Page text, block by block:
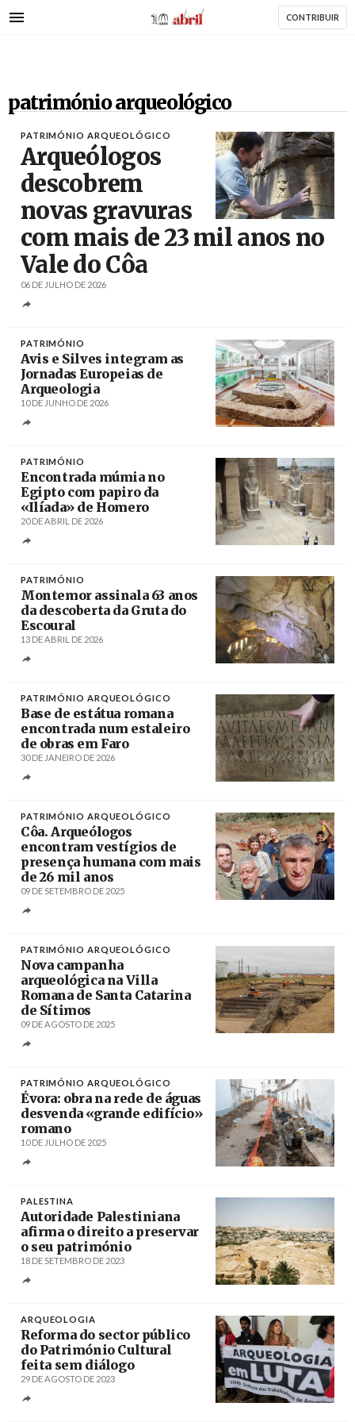
para
AbrilAbril CONTRIBUIR
património arqueológico
PATRIMÓNIO ARQUEOLÓGICO
Arqueólogos
descobrem
novas gravuras
com mais de 23 mil anos no
Vale do Côa
06 DE JULHO DE 2026
PATRIMÓNIO
Avis e Silves integram as
Jornadas Europeias de
Arqueologia
10 DE JUNHO DE 2026
PATRIMÓNIO
Encontrada múmia no
Egipto com papiro da
«Ilíada» de Homero
20 DE ABRIL DE 2026
PATRIMÓNIO
Montemor assinala 63 anos
da descoberta da Gruta do
Escoural
13 DE ABRIL DE 2026
PATRIMÓNIO ARQUEOLÓGICO
Base de estátua romana
encontrada num estaleiro
de obras em Faro
30 DE JANEIRO DE 2026
PATRIMÓNIO ARQUEOLÓGICO
Côa. Arqueólogos
encontram vestígios de
presença humana com mais
de 26 mil anos
09 DE SETEMBRO DE 2025
PATRIMÓNIO ARQUEOLÓGICO
Nova campanha
arqueológica na Villa
Romana de Santa Catarina
de Sítimos
09 DE AGOSTO DE 2025
PATRIMÓNIO ARQUEOLÓGICO
Évora: obra na rede de águas
desvenda «grande edifício»
romano
10 DE JULHO DE 2025
PALESTINA
Autoridade Palestiniana
afirma o direito a preservar
o seu património
18 DE SETEMBRO DE 2023
ARQUEOLOGIA
Reforma do sector público
do Património Cultural
feita sem diálogo
29 DE AGOSTO DE 2023